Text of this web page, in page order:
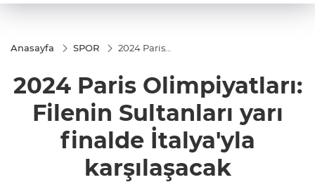
Anasayfa SPOR
2024 Paris
Sultanları
yarı finalde
İtalya'yla
karşılaşacak
2024 Paris Olimpiyatları:
Filenin Sultanları yarı
finalde İtalya'yla
karşılaşacak